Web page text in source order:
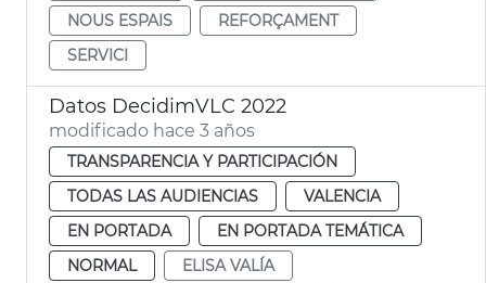
NOUS ESPAIS
REFORÇAMENT
SERVICI
Datos DecidimVLC 2022
modificado hace 3 años
TRANSPARENCIA Y PARTICIPACIÓN
TODAS LAS AUDIENCIAS
VALENCIA
EN PORTADA
EN PORTADA TEMÁTICA
NORMAL
ELISA VALÍA